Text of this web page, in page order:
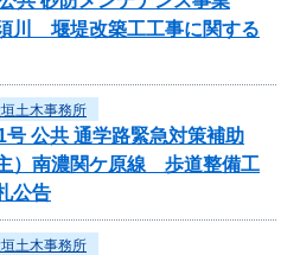
川 堰堤改築工工事に関する
土木事務所
公共 通学路緊急対策補助
）南濃関ケ原線 歩道整備工
公告
土木事務所